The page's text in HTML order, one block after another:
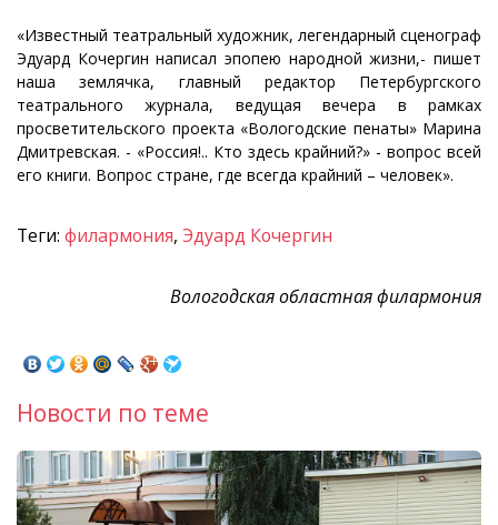
«Известный театральный художник, легендарный сценограф
Эдуард Кочергин написал эпопею народной жизни,- пишет
наша землячка, главный редактор Петербургского
театрального журнала, ведущая вечера в рамках
просветительского проекта «Вологодские пенаты» Марина
Дмитревская. - «Россия!.. Кто здесь крайний?» - вопрос всей
его книги. Вопрос стране, где всегда крайний – человек».
Теги: филармония, Эдуард Кочергин
Вологодская областная филармония
Новости по теме